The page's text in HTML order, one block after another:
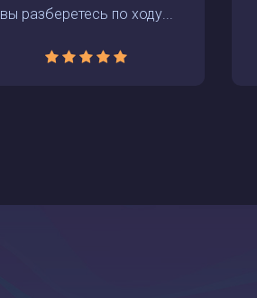
вы разберетесь по ходу...